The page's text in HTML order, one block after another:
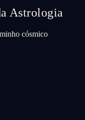
Astrologia
cósmico